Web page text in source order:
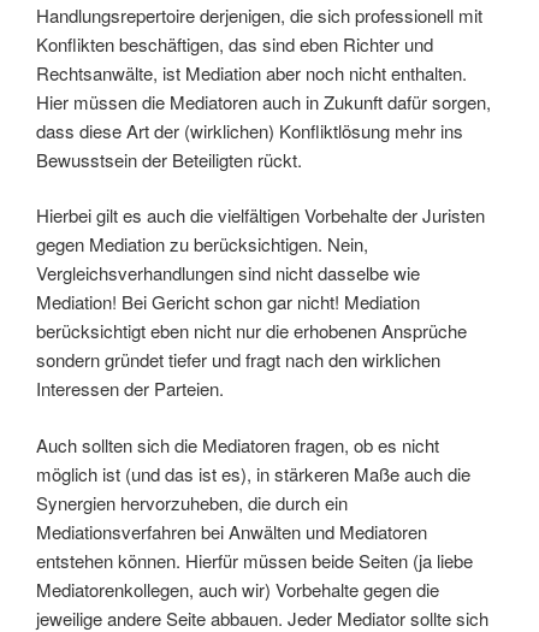
Handlungsrepertoire derjenigen, die sich professionell mit
Konflikten beschäftigen, das sind eben Richter und
Rechtsanwälte, ist Mediation aber noch nicht enthalten.
Hier müssen die Mediatoren auch in Zukunft dafür sorgen,
dass diese Art der (wirklichen) Konfliktlösung mehr ins
Bewusstsein der Beteiligten rückt.
Hierbei gilt es auch die vielfältigen Vorbehalte der Juristen
gegen Mediation zu berücksichtigen. Nein,
Vergleichsverhandlungen sind nicht dasselbe wie
Mediation! Bei Gericht schon gar nicht! Mediation
berücksichtigt eben nicht nur die erhobenen Ansprüche
sondern gründet tiefer und fragt nach den wirklichen
Interessen der Parteien.
Auch sollten sich die Mediatoren fragen, ob es nicht
möglich ist (und das ist es), in stärkeren Maße auch die
Synergien hervorzuheben, die durch ein
Mediationsverfahren bei Anwälten und Mediatoren
entstehen können. Hierfür müssen beide Seiten (ja liebe
Mediatorenkollegen, auch wir) Vorbehalte gegen die
jeweilige andere Seite abbauen. Jeder Mediator sollte sich